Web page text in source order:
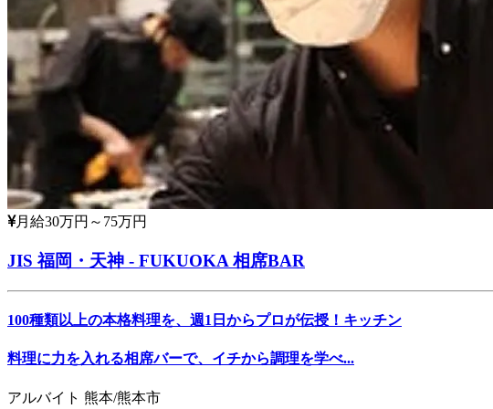
月給30万円～75万円
JIS 福岡・天神 - FUKUOKA 相席BAR
100種類以上の本格料理を、週1日からプロが伝授！キッチン
料理に力を入れる相席バーで、イチから調理を学べ...
アルバイト 熊本/熊本市